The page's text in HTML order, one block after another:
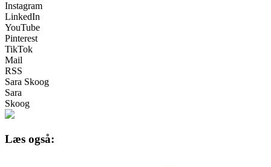
Instagram
LinkedIn
YouTube
Pinterest
TikTok
Mail
RSS
Sara Skoog
Sara
Skoog
Læs også: